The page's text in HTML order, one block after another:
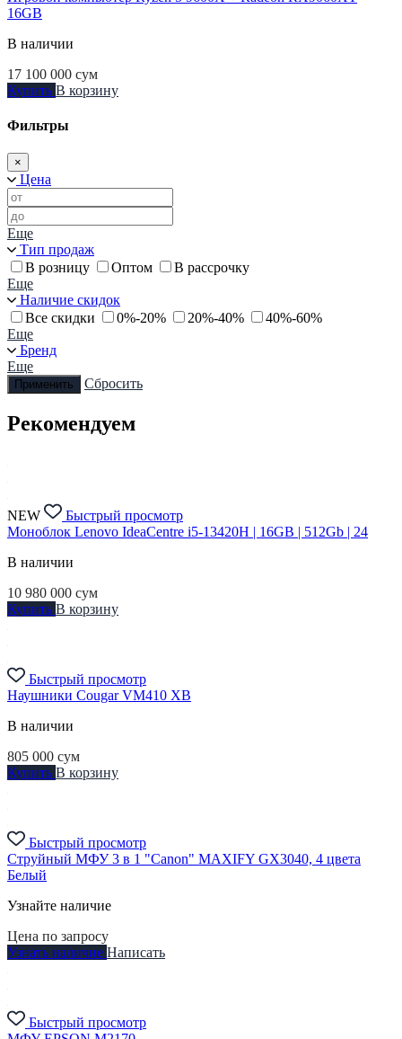
16GB
В наличии
17 100 000 сум
Купить В корзину
Фильтры
×
Цена
Еще
Тип продаж
В розницу
Оптом
В рассрочку
Еще
Наличие скидок
Все скидки
0%-20% 20%-40%
40%-60%
Еще
Бренд
Еще
Применить Сбросить
Рекомендуем
NEW
Быстрый просмотр
Моноблок Lenovo IdeaCentre i5-13420H | 16GB | 512Gb | 24
В наличии
10 980 000 сум
Купить В корзину
Быстрый просмотр
Наушники Cougar VM410 XB
В наличии
805 000 сум
Купить В корзину
Быстрый просмотр
Струйный МФУ 3 в 1 "Canon" MAXIFY GX3040, 4 цвета
Белый
Узнайте наличие
Цена по запросу
Узнать наличие Написать
Быстрый просмотр